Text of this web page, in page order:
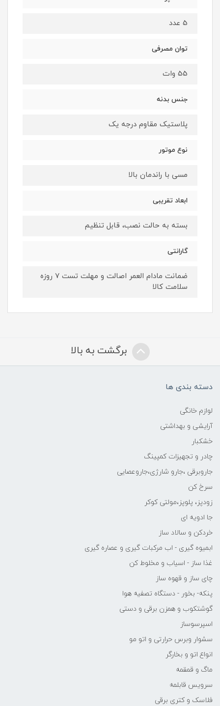
5 عدد
توان مصرفی
55 وات
جنس بدنه
پلاستیک مقاوم درجه یک
نوع موتور
مسی با راندمان بالا
ابعاد تقریبی
بسته به حالت نصب، قابل تنظیم
گارانتی
ضمانت مادام العمر اصالت و مهلت تست ۷ روزه
سلامت کالا
برگشت به بالا
دسته بندی ها
لوازم خانگی
آرایشی و بهداشتی
خشکبار
چادر و تجهیزات کمپینگ
جاروبرقی ،جارو شارژی،جاروعصایی
سرخ کن
زودپز، پلوپز،مولتی کوکر
جا ادویه ای
خردکن و سالاد ساز
ابمیوه گیری - اب مرکبات گیری و عصاره گیری
غذا ساز - اسیاب و مخلوط کن
چای ساز و قهوه ساز
پنکه- بخور - دستگاه تصفیه هوا
گوشتکوب و همزن برقی و دستی
اسپرسوساز
سشوار وبرس حرارتی و اتو مو
انواع اتو و بخارگر
ماگ و قمقمه
سرویس قابلمه
فلاسک و کتری برقی